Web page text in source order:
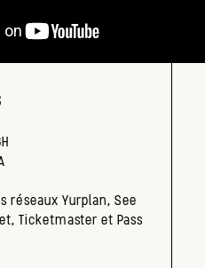
réseaux Yurplan, See
Ticketmaster et Pass